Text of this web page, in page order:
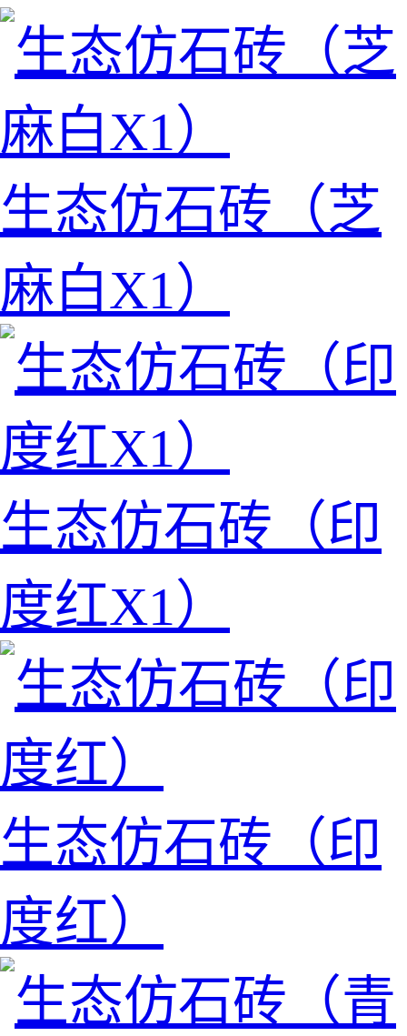
生态仿石砖（芝
麻白X1）
生态仿石砖（印
度红X1）
生态仿石砖（印
度红）